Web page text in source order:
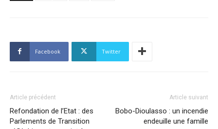
Facebook Twitter
Article précédent
Refondation de l’Etat : des
Parlements de Transition
Article suivant
Bobo-Dioulasso : un incendie
endeuille une famille